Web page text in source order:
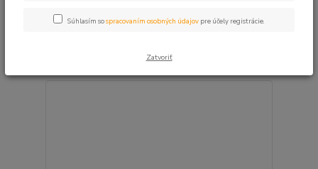
strana
Súhlasím sospracovaním osobných údajov pre účely registrácie.
Zatvoriť